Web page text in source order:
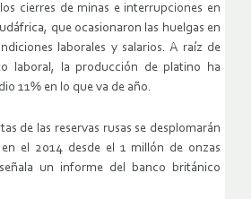
cierres de minas e interrupciones en
que ocasionaron las huelgas en
laborales y salarios. A raíz de
laboral, la producción de platino ha
11% en lo que va de año.
de las reservas rusas se desplomarán
el 2014 desde el 1 millón de onzas
un informe del banco británico